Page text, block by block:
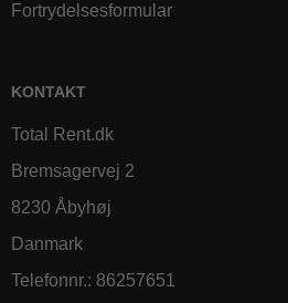
Fortrydelsesformular
KONTAKT
Total Rent.dk
Bremsagervej 2
8230 Åbyhøj
Danmark
Telefonnr.: 86257651